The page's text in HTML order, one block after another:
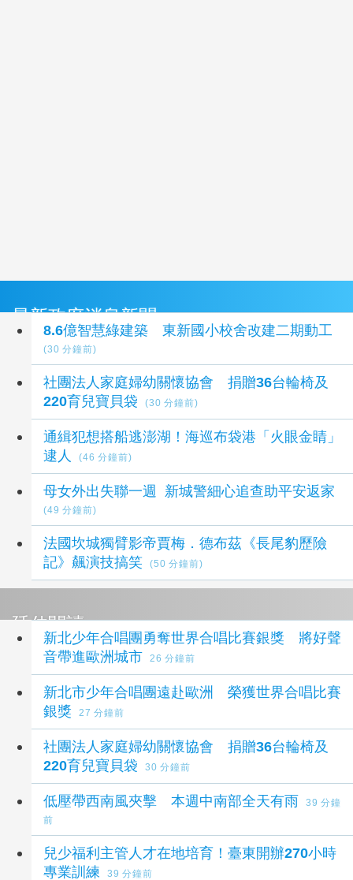
最新政府消息新聞
8.6億智慧綠建築 東新國小校舍改建二期動工
(30 分鐘前)
社團法人家庭婦幼關懷協會 捐贈36台輪椅及
220育兒寶貝袋
(30 分鐘前)
通緝犯想搭船逃澎湖！海巡布袋港「火眼金睛」
逮人
(46 分鐘前)
母女外出失聯一週 新城警細心追查助平安返家
(49 分鐘前)
法國坎城獨臂影帝賈梅．德布茲《長尾豹歷險
記》飆演技搞笑
(50 分鐘前)
延伸閱讀
新北少年合唱團勇奪世界合唱比賽銀獎 將好聲
音帶進歐洲城市
26 分鐘前
新北市少年合唱團遠赴歐洲 榮獲世界合唱比賽
銀獎
27 分鐘前
社團法人家庭婦幼關懷協會 捐贈36台輪椅及
220育兒寶貝袋
30 分鐘前
低壓帶西南風夾擊 本週中南部全天有雨
39 分鐘
前
兒少福利主管人才在地培育！臺東開辦270小時
專業訓練
39 分鐘前